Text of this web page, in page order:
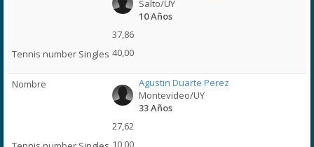
Salto/UY
10 Años
37,86
40,00
Agustin Duarte Perez
Montevideo/UY
33 Años
27,62
10,00